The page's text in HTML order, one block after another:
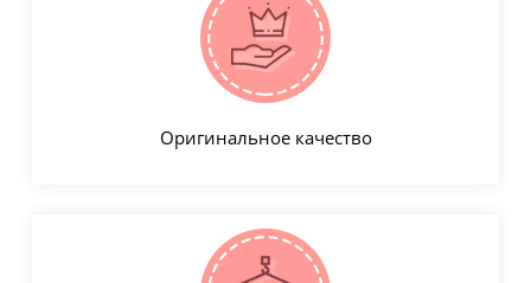
Оригинальное качество